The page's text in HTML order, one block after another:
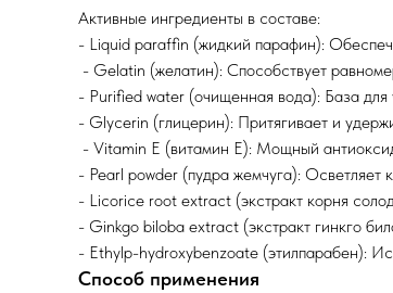
Активные ингредиенты в составе:
- Liquid paraffin (жидкий парафин):
- Gelatin (желатин): Способствует
- Purified water (очищенная вода): База для
- Glycerin (глицерин): Притягивает и
- Vitamin E (витамин Е): Мощный
- Pearl powder (пудра жемчуга): Осветляет
- Licorice root extract (экстракт корня
- Ginkgo biloba extract (экстракт гинкго
- Ethylp-hydroxybenzoate (этилпарабен):
Способ применения